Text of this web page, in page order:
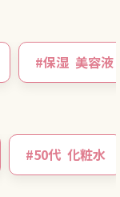
#保湿 美容液
#50代 化粧水